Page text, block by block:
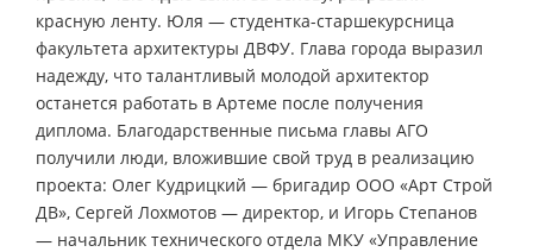
красную ленту. Юля — студентка-старшекурсница
факультета архитектуры ДВФУ. Глава города выразил
надежду, что талантливый молодой архитектор
останется работать в Артеме после получения
диплома. Благодарственные письма главы АГО
получили люди, вложившие свой труд в реализацию
проекта: Олег Кудрицкий — бригадир ООО «Арт Строй
ДВ», Сергей Лохмотов — директор, и Игорь Степанов
— начальник технического отдела МКУ «Управление